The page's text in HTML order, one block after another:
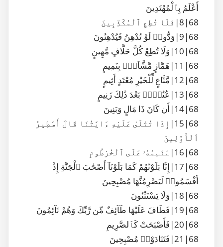
أَعْلَمُ بِٱلْمُهْتَدِينَ
68|8|فَلَا تُطِعِ ٱلْمُكَذِّبِينَ
68|9|وَدُّوا۟ لَوْ تُدْهِنُ فَيُدْهِنُونَ
68|10|وَلَا تُطِعْ كُلَّ حَلَّافٍ مَّهِينٍ
68|11|هَمَّازٍ مَّشَّآءٍۭ بِنَمِيمٍ
68|12|مَّنَّاعٍ لِّلْخَيْرِ مُعْتَدٍ أَثِيمٍ
68|13|عُتُلٍّۭ بَعْدَ ذَٰلِكَ زَنِيمٍ
68|14|أَن كَانَ ذَا مَالٍ وَبَنِينَ
68|15|إِذَا تُتْلَىٰ عَلَيْهِ ءَايَٰتُنَا قَالَ أَسَٰطِيرُ
ٱلْأَوَّلِينَ
68|16|سَنَسِمُهُۥ عَلَى ٱلْخُرْطُومِ
68|17|إِنَّا بَلَوْنَٰهُمْ كَمَا بَلَوْنَآ أَصْحَٰبَ ٱلْجَنَّةِ إِذْ
أَقْسَمُوا۟ لَيَصْرِمُنَّهَا مُصْبِحِينَ
68|18|وَلَا يَسْتَثْنُونَ
68|19|فَطَافَ عَلَيْهَا طَآئِفٌ مِّن رَّبِّكَ وَهُمْ نَآئِمُونَ
68|20|فَأَصْبَحَتْ كَٱلصَّرِيمِ
68|21|فَتَنَادَوْا۟ مُصْبِحِينَ